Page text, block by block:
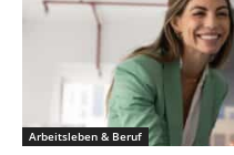
Arbeitsleben & Beruf